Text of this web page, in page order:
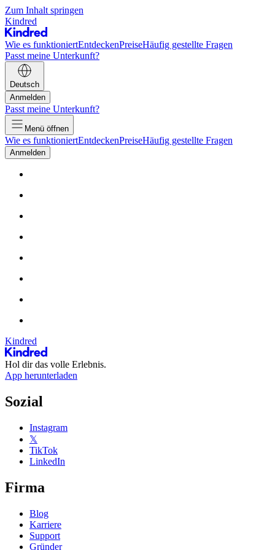
Zum Inhalt springen
Kindred
Wie es funktioniertEntdeckenPreiseHäufig gestellte Fragen
Passt meine Unterkunft?
Deutsch
Anmelden
Passt meine Unterkunft?
Menü öffnen
Wie es funktioniertEntdeckenPreiseHäufig gestellte Fragen
Anmelden
Kindred
Hol dir das volle Erlebnis.
App herunterladen
Sozial
Instagram
𝕏
TikTok
LinkedIn
Firma
Blog
Karriere
Support
Gründer